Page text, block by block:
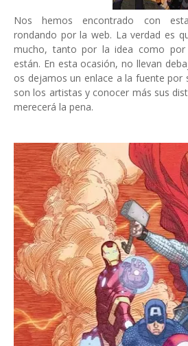
Nos hemos encontrado con
rondando por la web. La verdad es
mucho, tanto por la idea como por
están. En esta ocasión, no llevan
os dejamos un enlace a la fuente por
son los artistas y conocer más sus
merecerá la pena.